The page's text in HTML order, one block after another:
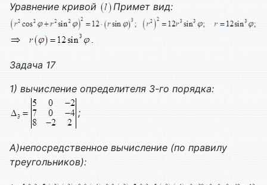
Уравнение кривой Примет вид:
Задача 17
1) вычисление определителя 3-го порядка:
;
А)непосредственное вычисление (по правилу
треугольников):